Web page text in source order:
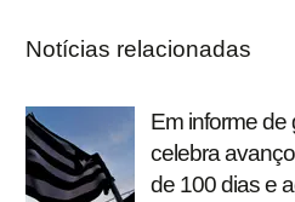
Notícias relacionadas
Em informe de
celebra
de 100 dias e